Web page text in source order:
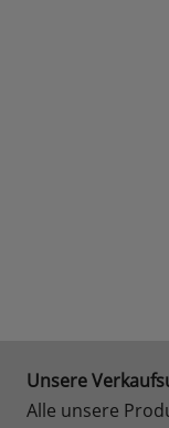
Unsere
Alle unsere